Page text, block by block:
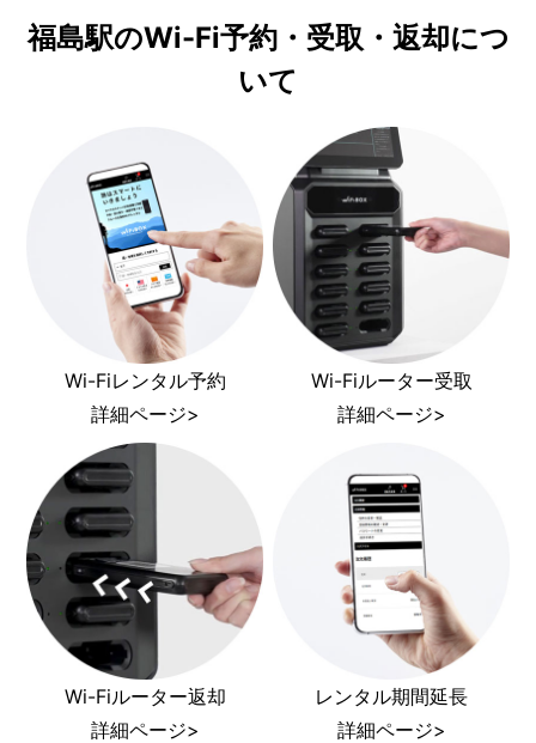
福島駅のWi-Fi予約・受取・返却につ
いて
Wi-Fiレンタル予約
詳細ページ>
Wi-Fiルーター受取
詳細ページ>
Wi-Fiルーター返却
詳細ページ>
レンタル期間延長
詳細ページ>